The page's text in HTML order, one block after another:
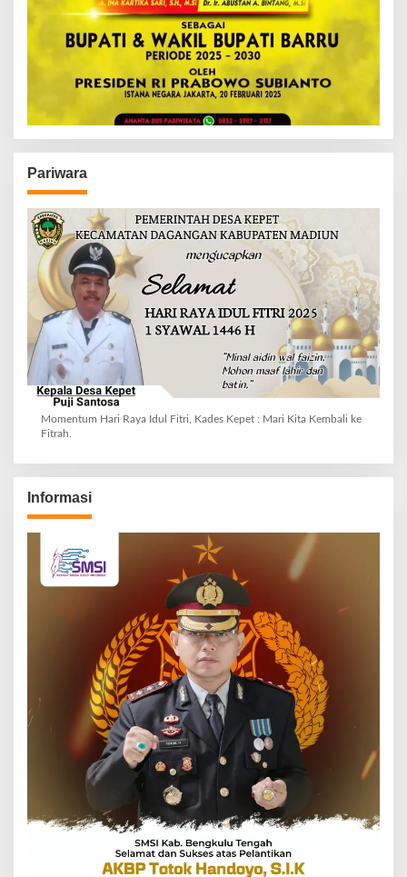
Pariwara
Momentum Hari Raya Idul Fitri, Kades Kepet : Mari Kita Kembali ke
Fitrah.
Informasi